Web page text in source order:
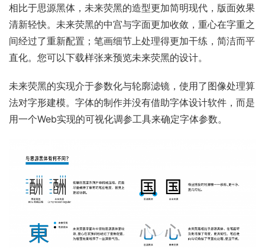
相比于思源黑体，未来荧黑的造型更加简明现代，版面效果
清新轻快。未来荧黑的中宫与字面更加收敛，重心在字重之
间经过了重新配置；笔画细节上处理得更加干练，简洁而平
直化。您可以下载样张来预览未来荧黑的设计。
未来荧黑的实现介于参数化与轮廓滤镜，使用了图像处理算
法对字形建模。字体的制作并没有借助字体设计软件，而是
用一个Web实现的可视化调参工具来确定字体参数。